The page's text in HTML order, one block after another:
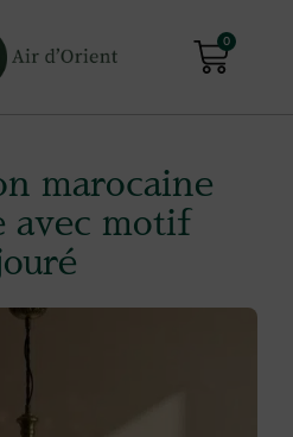
0
marocaine
avec motif